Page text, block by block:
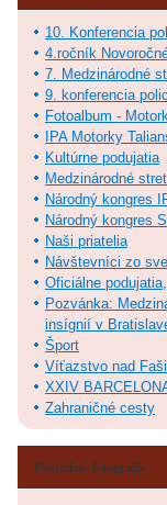
10. Konferencia
4.ročník
7. Medzinárodné
9. konferencia
Fotoalbum -
IPA Motorky
Kultúrne podujatia
Medzinárodné
Národný kongres
Národný kongres
Naši priatelia
Návštevníci zo
Oficiálne
Pozvánka:
insígnií v
Šport
Víťazstvo nad
XXIV
Zahraničné cesty
Posledné fotografie